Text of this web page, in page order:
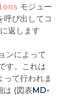
モジュー
呼び出してコ
に返します
ンによって
す。これは
って行われま
は (図表MD-